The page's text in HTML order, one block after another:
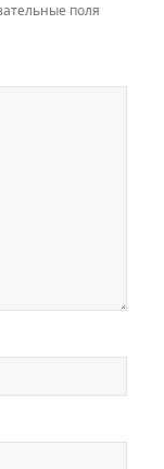
поля